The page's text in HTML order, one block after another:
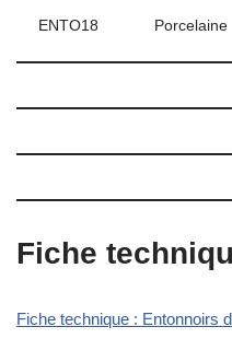
ENTO18 Porcelaine
Fiche
Fiche technique : Entonnoirs